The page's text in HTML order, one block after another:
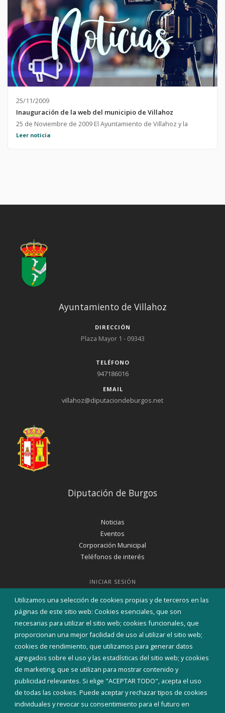
25/11/2009
Inauguración de la web del municipio de Villahoz
25 de Noviembre de 2009 El Ayuntamiento de Villahoz y la
Excma. Diputacion de Burgos presentan la nueva web del
Leer noticia
Utilizamos una selección de cookies propias y de terceros en las
páginas de este sitio web: Cookies esenciales, que son
necesarias para utilizar el sitio web; cookies funcionales, que
proporcionan una mejor facilidad de uso al utilizar el sitio web;
cookies de rendimiento, que utilizamos para generar datos
agregados sobre el uso y las estadísticas del sitio web; y cookies
de marketing, que se utilizan para mostrar contenido y
publicidad relevantes. Si elige "ACEPTAR TODO", acepta el uso
de todas las cookies. Puede aceptar y rechazar tipos de cookies
individuales y revocar su consentimiento para el futuro en
Ayuntamiento de Villahoz
DIRECCIÓN
Plaza Mayor 1 - 09343
TELÉFONO
947186016
EMAIL
villahoz@diputaciondeburgos.net
Diputación de Burgos
Noticias
Eventos
Corporación Municipal
Teléfonos de interés
INICIAR SESIÓN